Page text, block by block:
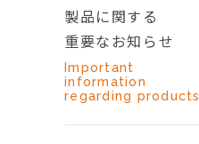
製品に関する
重要なお知らせ
Important
information
regarding products